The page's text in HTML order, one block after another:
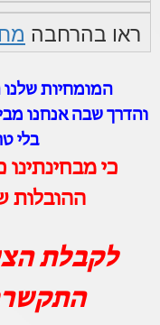
ראו בהרחבה
המומחיות שלנו
והדרך שבה אנחנו
בלי
ההובלות
לקבלת